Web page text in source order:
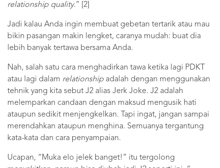
relationship quality.” [2]
Jadi kalau Anda ingin membuat gebetan tertarik atau mau
bikin pasangan makin lengket, caranya mudah: buat dia
lebih banyak tertawa bersama Anda.
Nah, salah satu cara menghadirkan tawa ketika lagi PDKT
atau lagi dalam relationship adalah dengan menggunakan
tehnik yang kita sebut J2 alias Jerk Joke. J2 adalah
melemparkan candaan dengan maksud mengusik hati
ataupun sedikit menjengkelkan. Tapi ingat, jangan sampai
merendahkan ataupun menghina. Semuanya tergantung
kata-kata dan cara penyampaian.
Ucapan, “Muka elo jelek banget!” itu tergolong